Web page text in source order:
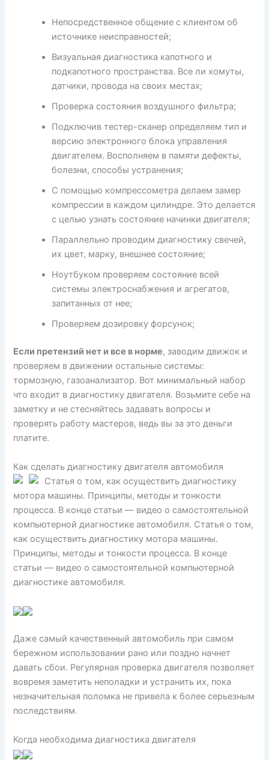
Непосредственное общение с клиентом об
источнике неисправностей;
Визуальная диагностика капотного и
подкапотного пространства. Все ли хомуты,
датчики, провода на своих местах;
Проверка состояния воздушного фильтра;
Подключив тестер-сканер определяем тип и
версию электронного блока управления
двигателем. Восполняем в памяти дефекты,
болезни, способы устранения;
С помощью компрессометра делаем замер
компрессии в каждом цилиндре. Это делается
с целью узнать состояние начинки двигателя;
Параллельно проводим диагностику свечей,
их цвет, марку, внешнее состояние;
Ноутбуком проверяем состояние всей
системы электроснабжения и агрегатов,
запитанных от нее;
Проверяем дозировку форсунок;
Если претензий нет и все в норме, заводим движок и
проверяем в движении остальные системы:
тормозную, газоанализатор. Вот минимальный набор
что входит в диагностику двигателя. Возьмите себе на
заметку и не стесняйтесь задавать вопросы и
проверять работу мастеров, ведь вы за это деньги
платите.
Как сделать диагностику двигателя автомобиля
Статья о том, как осуществить диагностику
мотора машины. Принципы, методы и тонкости
процесса. В конце статьи — видео о самостоятельной
компьютерной диагностике автомобиля. Статья о том,
как осуществить диагностику мотора машины.
Принципы, методы и тонкости процесса. В конце
статьи — видео о самостоятельной компьютерной
диагностике автомобиля.
Даже самый качественный автомобиль при самом
бережном использовании рано или поздно начнет
давать сбои. Регулярная проверка двигателя позволяет
вовремя заметить неполадки и устранить их, пока
незначительная поломка не привела к более серьезным
последствиям.
Когда необходима диагностика двигателя